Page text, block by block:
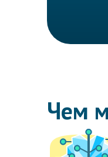
Чем